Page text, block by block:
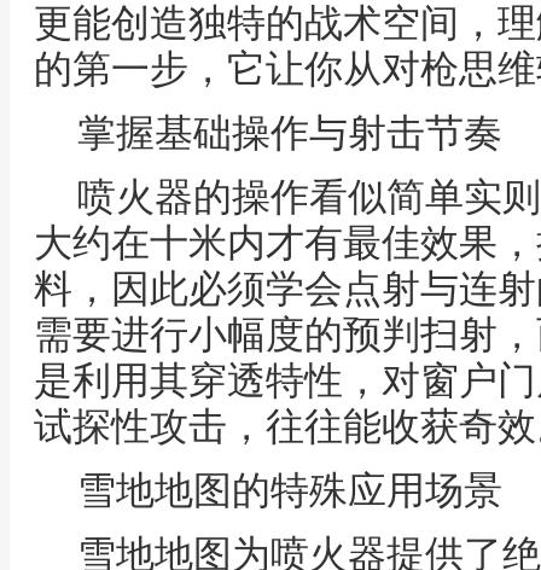
更能创造独特的战术空间，
的第一步，它让你从对枪思
掌握基础操作与射击节奏
喷火器的操作看似简单实
大约在十米内才有最佳效果
料，因此必须学会点射与连
需要进行小幅度的预判扫射
是利用其穿透特性，对窗户
试探性攻击，往往能收获奇
雪地地图的特殊应用场景
雪地地图为喷火器提供了